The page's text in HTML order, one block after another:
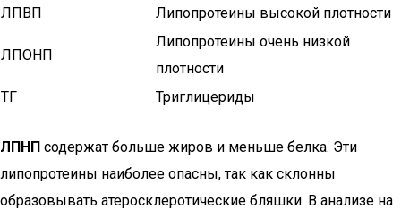
ЛПВП Липопротеины высокой плотности
ЛПОНП
Липопротеины очень низкой
плотности
ТГ
Триглицериды
ЛПНП содержат больше жиров и меньше белка. Эти
липопротеины наиболее опасны, так как склонны
образовывать атеросклеротические бляшки. В анализе на